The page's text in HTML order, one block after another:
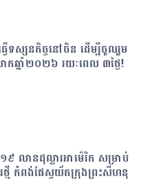
ើទស្សនកិច្ចនៅចិន ដើម្បីចូលរួម
ឆ្នាំ២០២៦ រយៈពេល ៣ថ្ងៃ!
ានដុល្លារអាម៉េរិក សម្រាប់
មី កំពង់ផែស្វយ័តក្រុងព្រះសីហនុ